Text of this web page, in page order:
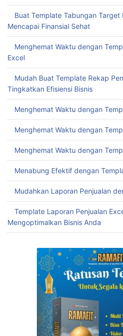
Buat Template Tabungan
Mencapai Finansial Sehat
Menghemat Waktu dengan
Excel
Mudah Buat Template Rekap
Tingkatkan Efisiensi Bisnis
Menghemat Waktu dengan
Menghemat Waktu dengan
Menghemat Waktu dengan
Menabung Efektif dengan
Mudahkan Laporan Penjualan
Template Laporan Penjualan
Mengoptimalkan Bisnis Anda